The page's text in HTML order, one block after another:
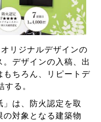
リジナルデザインの
デザインの入稿、出
ちろん、リピートデ
る。
は、防火認定を取
対象となる建築物